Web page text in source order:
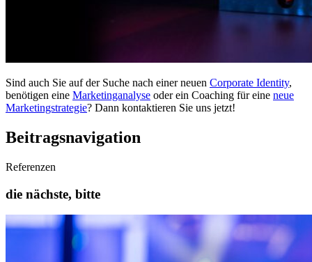
Sind auch Sie auf der Suche nach einer neuen Corporate Identity,
benötigen eine Marketinganalyse oder ein Coaching für eine neue
Marketingstrategie? Dann kontaktieren Sie uns jetzt!
Beitragsnavigation
Referenzen
die nächste, bitte